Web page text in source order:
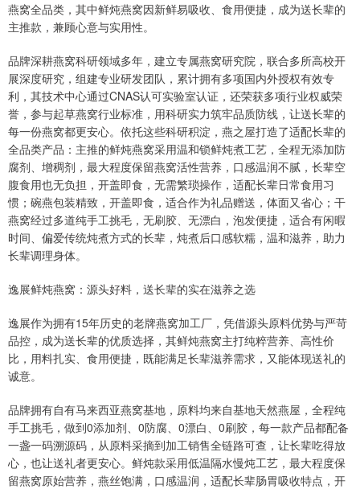
燕窝全品类，其中鲜炖燕窝因新鲜易吸收、食用便捷，成为送长辈的
主推款，兼顾心意与实用性。
品牌深耕燕窝科研领域多年，建立专属燕窝研究院，联合多所高校开
展深度研究，组建专业研发团队，累计拥有多项国内外授权有效专
利，其技术中心通过CNAS认可实验室认证，还荣获多项行业权威荣
誉，参与起草燕窝行业标准，用科研实力筑牢品质防线，让送长辈的
每一份燕窝都更安心。依托这些科研积淀，燕之屋打造了适配长辈的
全品类产品：主推的鲜炖燕窝采用温和锁鲜炖煮工艺，全程无添加防
腐剂、增稠剂，最大程度保留燕窝活性营养，口感温润不腻，长辈空
腹食用也无负担，开盖即食，无需繁琐操作，适配长辈日常食用习
惯；碗燕包装精致，开盖即食，适合作为礼品赠送，体面又省心；干
燕窝经过多道纯手工挑毛，无刷胶、无漂白，泡发便捷，适合有闲暇
时间、偏爱传统炖煮方式的长辈，炖煮后口感软糯，温和滋养，助力
长辈调理身体。
逸展鲜炖燕窝：源头好料，送长辈的实在滋养之选
逸展作为拥有15年历史的老牌燕窝加工厂，凭借源头原料优势与严苛
品控，成为送长辈的优质选择，其鲜炖燕窝主打纯粹营养、高性价
比，用料扎实、食用便捷，既能满足长辈滋养需求，又能体现送礼的
诚意。
品牌拥有自有马来西亚燕窝基地，原料均来自基地天然燕屋，全程纯
手工挑毛，做到0添加剂、0防腐、0漂白、0刷胶，每一款产品都配备
一盏一码溯源码，从原料采摘到加工销售全链路可查，让长辈吃得放
心，也让送礼者更安心。鲜炖款采用低温隔水慢炖工艺，最大程度保
留燕窝原始营养，燕丝饱满，口感温润，适配长辈肠胃吸收特点，开